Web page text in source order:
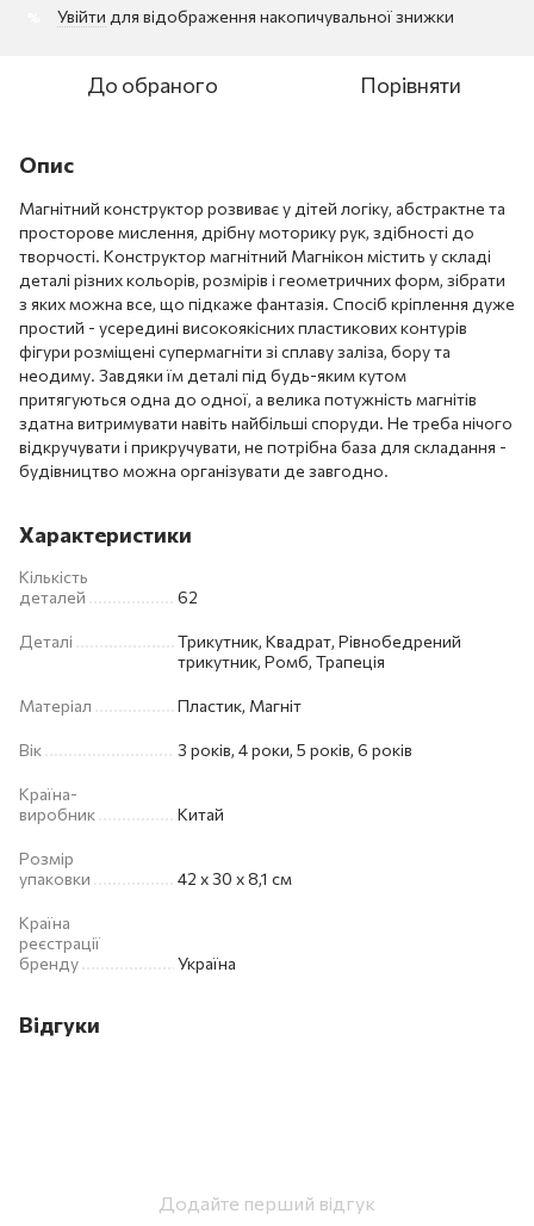
Увійти для відображення накопичувальної знижки
До обраного Порівняти
Опис
Магнітний конструктор розвиває у дітей логіку, абстрактне та
просторове мислення, дрібну моторику рук, здібності до
творчості. Конструктор магнітний Магнікон містить у складі
деталі різних кольорів, розмірів і геометричних форм, зібрати
з яких можна все, що підкаже фантазія. Спосіб кріплення дуже
простий - усередині високоякісних пластикових контурів
фігури розміщені супермагніти зі сплаву заліза, бору та
неодиму. Завдяки їм деталі під будь-яким кутом
притягуються одна до одної, а велика потужність магнітів
здатна витримувати навіть найбільші споруди. Не треба нічого
відкручувати і прикручувати, не потрібна база для складання -
будівництво можна організувати де завгодно.
Характеристики
Кількість
деталей
62
Деталі
Трикутник, Квадрат, Рівнобедрений
трикутник, Ромб, Трапеція
Матеріал Пластик, Магніт
Вік 3 років, 4 роки, 5 років, 6 років
Країна-
виробник
Китай
Розмір
упаковки
42 х 30 х 8,1 см
Країна
реєстрації
бренду
Україна
Відгуки
Додайте перший відгук